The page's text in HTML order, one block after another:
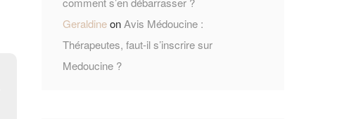
GeraldineonAvis Médoucine :
Thérapeutes, faut-il s’inscrire sur
Medoucine ?